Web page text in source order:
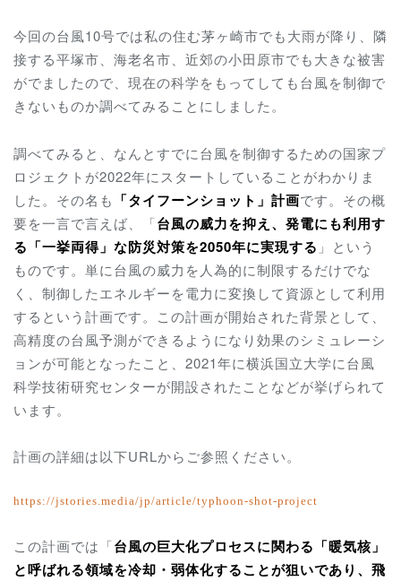
今回の台風10号では私の住む茅ヶ崎市でも大雨が降り、隣
接する平塚市、海老名市、近郊の小田原市でも大きな被害
がでましたので、現在の科学をもってしても台風を制御で
きないものか調べてみることにしました。
調べてみると、なんとすでに台風を制御するための国家プ
ロジェクトが2022年にスタートしていることがわかりま
した。その名も 「タイフーンショット」計画です。その概
要を一言で言えば、「台風の威力を抑え、発電にも利用す
る「一挙両得」な防災対策を2050年に実現する 」という
ものです。単に台風の威力を人為的に制限するだけでな
く、制御したエネルギーを電力に変換して資源として利用
するという計画です。この計画が開始された背景として、
高精度の台風予測ができるようになり効果のシミュレーシ
ョンが可能となったこと、2021年に横浜国立大学に台風
科学技術研究センターが開設されたことなどが挙げられて
います。
計画の詳細は以下URLからご参照ください。
https://jstories.media/jp/article/typhoon-shot-project
この計画では「台風の巨大化プロセスに関わる「暖気核」
と呼ばれる領域を冷却・弱体化することが狙いであり、飛